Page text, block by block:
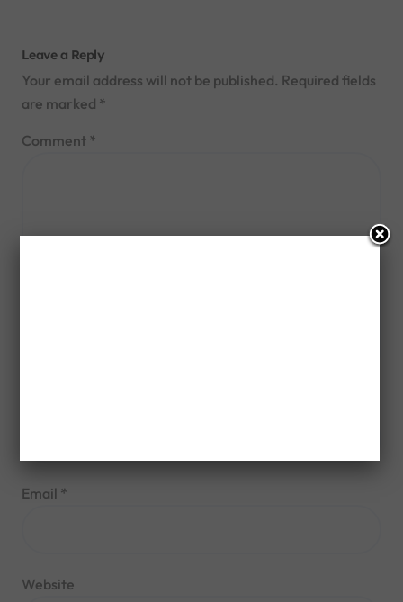
Leave a Reply
Your email address will not be published. Required fields
are marked *
Comment *
Email *
Website